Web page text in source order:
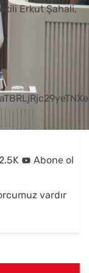
Erkut Şahali,
Abone ol
vardır